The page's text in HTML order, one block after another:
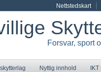
Nettstedskart
Forsvar, sport
Nyttig innhold